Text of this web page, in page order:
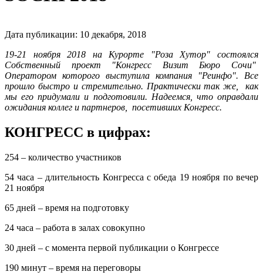
Дата публикации: 10 декабря, 2018
19-21 ноября 2018 на Курорте "Роза Хутор" состоялся
Собственный проект "Конгресс Визит Бюро Сочи"
Оператором которого выступила компания "Реинфо". Все
прошло быстро и стремительно. Практически так же, как
мы его придумали и подготовили. Надеемся, что оправдали
ожидания коллег и партнеров, посетивших Конгресс.
КОНГРЕСС в цифрах:
254 – количество участников
54 часа – длительность Конгресса с обеда 19 ноября по вечер
21 ноября
65 дней – время на подготовку
24 часа – работа в залах совокупно
30 дней – с момента первой публикации о Конгрессе
190 минут – время на переговоры